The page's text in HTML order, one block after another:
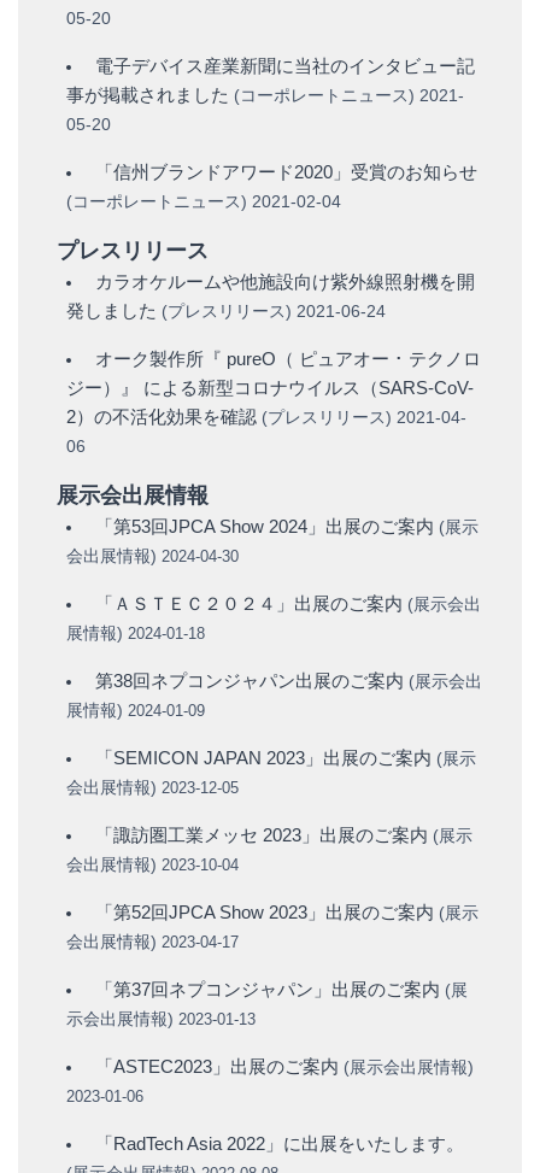
05-20
電子デバイス産業新聞に当社のインタビュー記
事が掲載されました (コーポレートニュース) 2021-
05-20
「信州ブランドアワード2020」受賞のお知らせ
(コーポレートニュース) 2021-02-04
プレスリリース
カラオケルームや他施設向け紫外線照射機を開
発しました (プレスリリース) 2021-06-24
オーク製作所『 pureO（ ピュアオー ･ テクノロ
ジー）』 による新型コロナウイルス（SARS-CoV-
2）の不活化効果を確認 (プレスリリース) 2021-04-
06
展示会出展情報
「第53回JPCA Show 2024」出展のご案内 (展示
会出展情報) 2024-04-30
「ＡＳＴＥＣ２０２４」出展のご案内 (展示会出
展情報) 2024-01-18
第38回ネプコンジャパン出展のご案内 (展示会出
展情報) 2024-01-09
「SEMICON JAPAN 2023」出展のご案内 (展示
会出展情報) 2023-12-05
「諏訪圏工業メッセ 2023」出展のご案内 (展示
会出展情報) 2023-10-04
「第52回JPCA Show 2023」出展のご案内 (展示
会出展情報) 2023-04-17
「第37回ネプコンジャパン」出展のご案内 (展
示会出展情報) 2023-01-13
「ASTEC2023」出展のご案内 (展示会出展情報)
2023-01-06
「RadTech Asia 2022」に出展をいたします。